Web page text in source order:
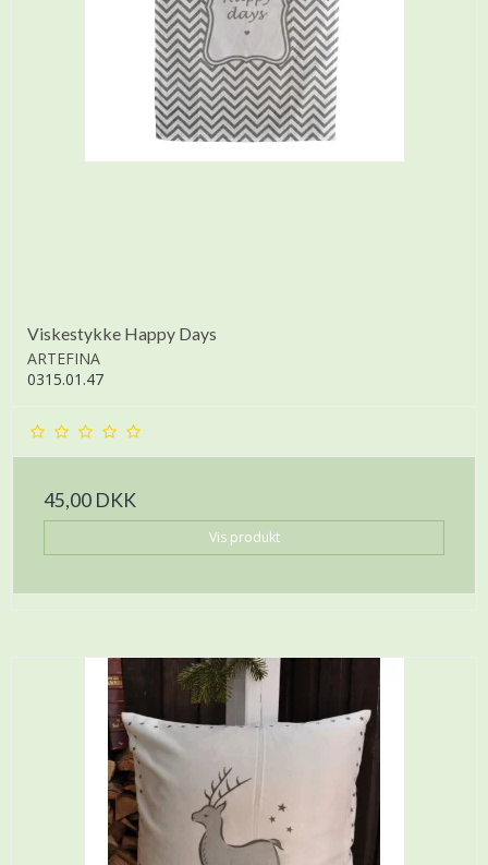
Viskestykke Happy Days
ARTEFINA
0315.01.47
45,00 DKK
Vis produkt